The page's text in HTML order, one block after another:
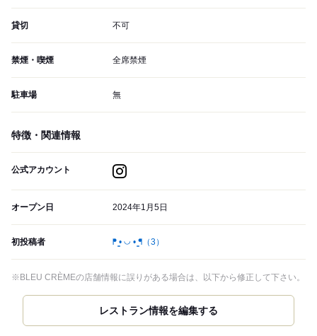
貸切 不可
禁煙・喫煙 全席禁煙
駐車場 無
特徴・関連情報
公式アカウント
オープン日 2024年1月5日
初投稿者 ᖰ ̳• ◡ • ̳ᖳ （3）
※BLEU CRÈMEの店舗情報に誤りがある場合は、以下から修正して下さい。